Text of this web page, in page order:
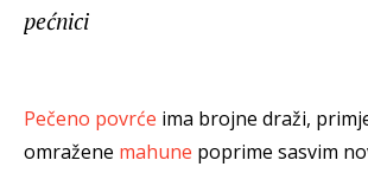
pećnici
Pečeno povrće ima brojne draži,
omražene mahune poprime sasvim